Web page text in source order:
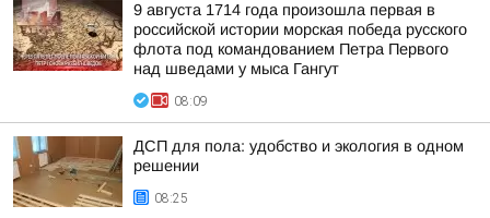
9 августа 1714 года произошла первая в
российской истории морская победа русского
флота под командованием Петра Первого
над шведами у мыса Гангут
08:09
ДСП для пола: удобство и экология в одном
решении
08:25